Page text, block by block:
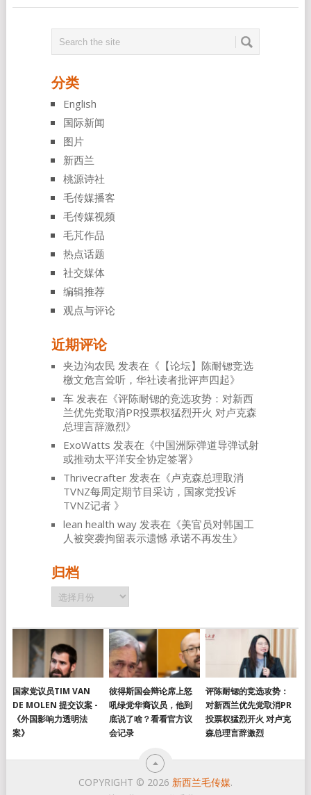
分类
English
国际新闻
图片
新西兰
桃源诗社
毛传媒播客
毛传媒视频
毛芃作品
热点话题
社交媒体
编辑推荐
观点与评论
近期评论
夹边沟农民 发表在《 【论坛】陈耐锶竞选
檄文危言耸听，华社读者批评声四起》
车发表在《评陈耐锶的竞选攻势：对新西
兰优先党取消PR投票权猛烈开火 对卢克森
总理言辞激烈》
ExoWatts 发表在《中国洲际弹道导弹试射
或推动太平洋安全协定签署》
Thrivecrafter发表在《卢克森总理取消
TVNZ每周定期节目采访，国家党投诉
TVNZ记者 》
lean health way发表在《美官员对韩国工
人被突袭拘留表示遗憾 承诺不再发生》
归档
归
档
国家党议员TIM VAN
DE MOLEN 提交议案 -
《外国影响力透明法
案》
彼得斯国会辩论席上怒
吼绿党华裔议员，他到
底说了啥？看看官方议
会记录
评陈耐锶的竞选攻势：
对新西兰优先党取消PR
投票权猛烈开火 对卢克
森总理言辞激烈
COPYRIGHT © 2026 新西兰毛传媒.